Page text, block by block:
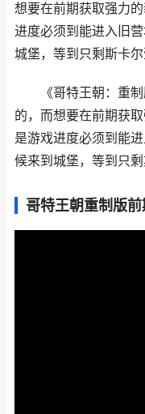
想要在前期获取强力
进度必须到能进入旧
城堡，等到只剩斯卡
《哥特王朝：重
的，而想要在前期获
是游戏进度必须到能
候来到城堡，等到只
哥特王朝重制版